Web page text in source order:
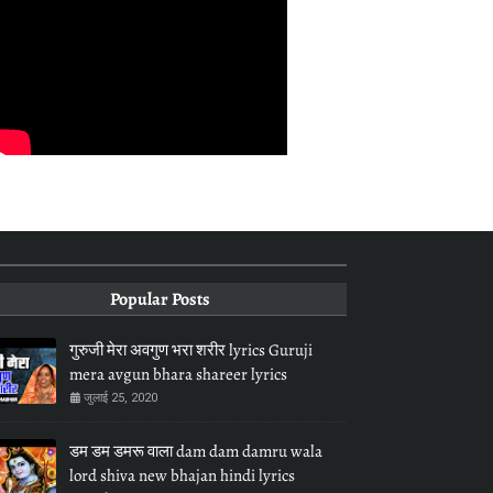
Popular Posts
गुरुजी मेरा अवगुण भरा शरीर lyrics Guruji
mera avgun bhara shareer lyrics
जुलाई 25, 2020
डम डम डमरू वाला dam dam damru wala
lord shiva new bhajan hindi lyrics